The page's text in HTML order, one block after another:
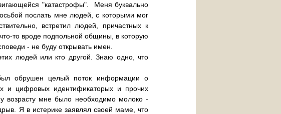
"катастрофы". Меня буквально
послать мне людей, с которыми мог
встретил людей, причастных к
то вроде подпольной общины, в которую
- не буду открывать имен.
людей или кто другой. Знаю одно, что
обрушен целый поток информации о
и цифровых идентификаторых и прочих
возрасту мне было необходимо молоко -
Я в истерике заявлял своей маме, что